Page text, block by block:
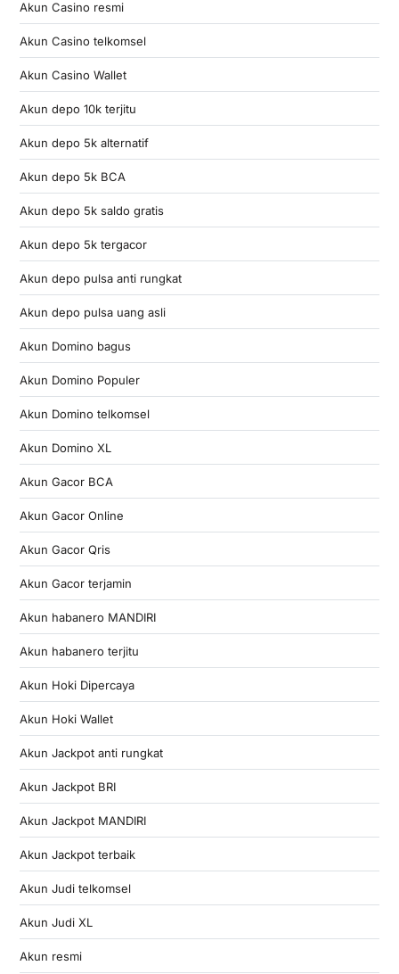
Akun Casino resmi
Akun Casino telkomsel
Akun Casino Wallet
Akun depo 10k terjitu
Akun depo 5k alternatif
Akun depo 5k BCA
Akun depo 5k saldo gratis
Akun depo 5k tergacor
Akun depo pulsa anti rungkat
Akun depo pulsa uang asli
Akun Domino bagus
Akun Domino Populer
Akun Domino telkomsel
Akun Domino XL
Akun Gacor BCA
Akun Gacor Online
Akun Gacor Qris
Akun Gacor terjamin
Akun habanero MANDIRI
Akun habanero terjitu
Akun Hoki Dipercaya
Akun Hoki Wallet
Akun Jackpot anti rungkat
Akun Jackpot BRI
Akun Jackpot MANDIRI
Akun Jackpot terbaik
Akun Judi telkomsel
Akun Judi XL
Akun resmi